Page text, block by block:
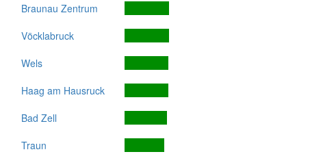
Braunau Zentrum
Vöcklabruck
Wels
Haag am Hausruck
Bad Zell
Traun